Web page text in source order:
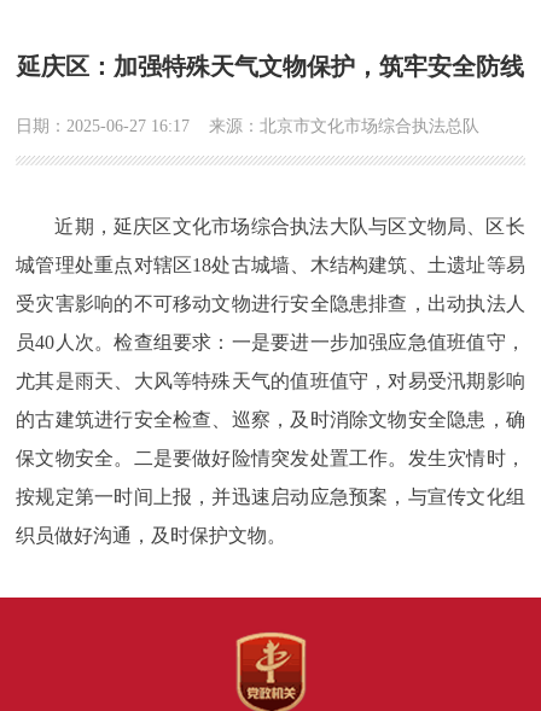
延庆区：加强特殊天气文物保护，筑牢安全防线
日期：2025-06-27 16:17 来源：北京市文化市场综合执法总队
近期，延庆区文化市场综合执法大队与区文物局、区长
城管理处重点对辖区18处古城墙、木结构建筑、土遗址等易
受灾害影响的不可移动文物进行安全隐患排查，出动执法人
员40人次。检查组要求：一是要进一步加强应急值班值守，
尤其是雨天、大风等特殊天气的值班值守，对易受汛期影响
的古建筑进行安全检查、巡察，及时消除文物安全隐患，确
保文物安全。二是要做好险情突发处置工作。发生灾情时，
按规定第一时间上报，并迅速启动应急预案，与宣传文化组
织员做好沟通，及时保护文物。